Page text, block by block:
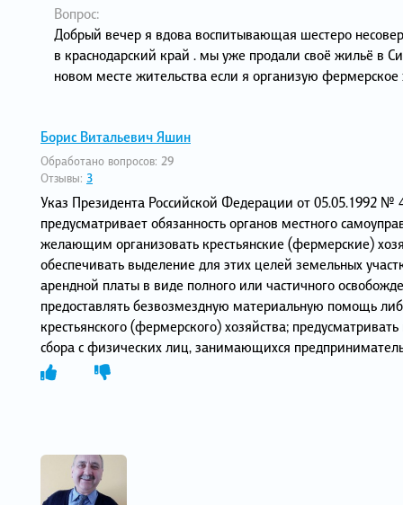
Вопрос:
Добрый вечер я вдова воспитывающая шестеро
в краснодарский край . мы уже продали своё жильё в
новом месте жительства если я организую фермерское
Борис Витальевич Яшин
Обработано вопросов: 29
Отзывы: 3
Указ Президента Российской Федерации от 05.05.1992
предусматривает обязанность органов местного
желающим организовать крестьянские (фермерские)
обеспечивать выделение для этих целей земельных
арендной платы в виде полного или частичного
предоставлять безвозмездную материальную помощь
крестьянского (фермерского) хозяйства;
сбора с физических лиц, занимающихся